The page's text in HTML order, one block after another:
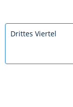
Drittes Viertel